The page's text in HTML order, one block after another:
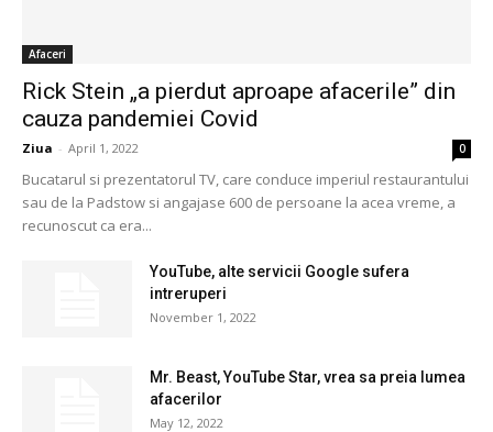
Afaceri
Rick Stein „a pierdut aproape afacerile” din
cauza pandemiei Covid
Ziua - April 1, 2022 0
Bucatarul si prezentatorul TV, care conduce imperiul restaurantului
sau de la Padstow si angajase 600 de persoane la acea vreme, a
recunoscut ca era...
YouTube, alte servicii Google sufera
intreruperi
November 1, 2022
Mr. Beast, YouTube Star, vrea sa preia lumea
afacerilor
May 12, 2022